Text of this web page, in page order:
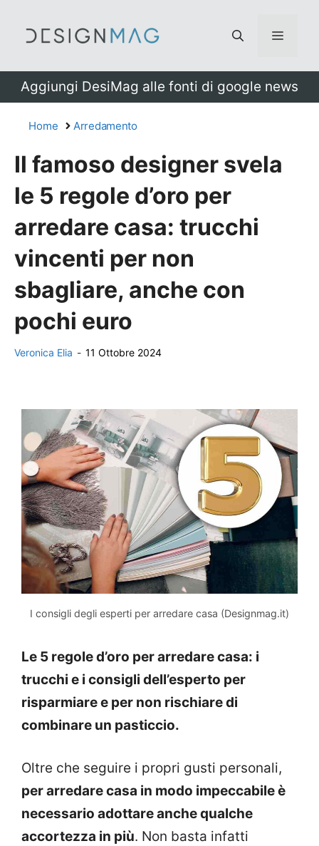
Menu
Aggiungi DesiMag alle fonti di google news
Home Arredamento
Il famoso designer svela
le 5 regole d’oro per
arredare casa: trucchi
vincenti per non
sbagliare, anche con
pochi euro
Veronica Elia - 11 Ottobre 2024
I consigli degli esperti per arredare casa (Designmag.it)
Le 5 regole d’oro per arredare casa: i
trucchi e i consigli dell’esperto per
risparmiare e per non rischiare di
combinare un pasticcio.
Oltre che seguire i propri gusti personali,
per arredare casa in modo impeccabile è
necessario adottare anche qualche
accortezza in più. Non basta infatti